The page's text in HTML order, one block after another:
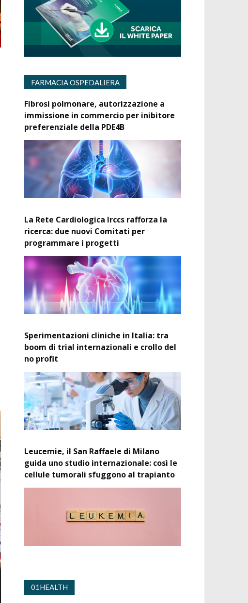
FARMACIA OSPEDALIERA
Fibrosi polmonare, autorizzazione a
immissione in commercio per inibitore
preferenziale della PDE4B
La Rete Cardiologica Irccs rafforza la
ricerca: due nuovi Comitati per
programmare i progetti
Sperimentazioni cliniche in Italia: tra
boom di trial internazionali e crollo del
no profit
Leucemie, il San Raffaele di Milano
guida uno studio internazionale: così le
cellule tumorali sfuggono al trapianto
01HEALTH